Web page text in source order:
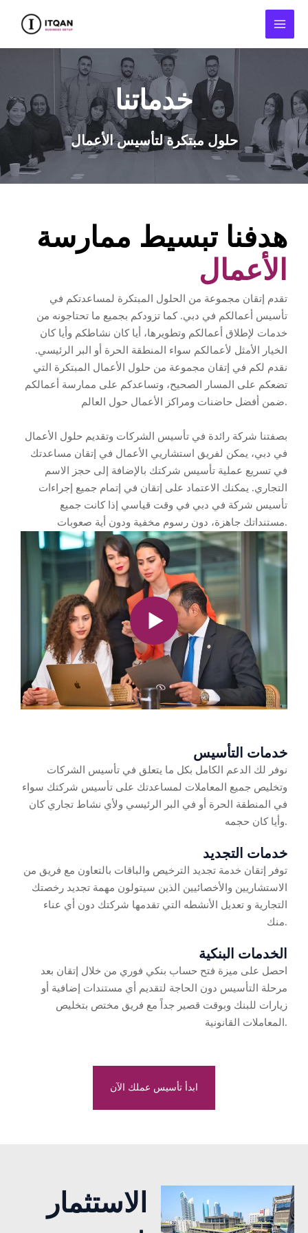
خدماتنا
حلول مبتكرة لتأسيس الأعمال
هدفنا تبسيط ممارسة
الأعمال
تقدم إتقان مجموعة من الحلول المبتكرة لمساعدتكم في
تأسيس أعمالكم في دبي. كما تزودكم بجميع ما تحتاجونه من
خدمات لإطلاق أعمالكم وتطويرها، أيا كان نشاطكم وأيا كان
الخيار الأمثل لأعمالكم سواء المنطقة الحرة أو البر الرئيسي.
نقدم لكم في إتقان مجموعة من حلول الأعمال المبتكرة التي
تضعكم على المسار الصحيح، وتساعدكم على ممارسة أعمالكم
ضمن أفضل حاضنات ومراكز الأعمال حول العالم.
بصفتنا شركة رائدة في تأسيس الشركات وتقديم حلول الأعمال
في دبي، يمكن لفريق استشاريي الأعمال في إتقان مساعدتك
في تسريع عملية تأسيس شركتك بالإضافة إلى حجز الاسم
التجاري. يمكنك الاعتماد على إتقان في إتمام جميع إجراءات
تأسيس شركة في دبي في وقت قياسي إذا كانت جميع
مستنداتك جاهزة، دون رسوم مخفية ودون أية صعوبات.
الخدمات البنكية
احصل على ميزة فتح حساب بنكي فوري من خلال إتقان بعد
مرحلة التأسيس دون الحاجة لتقديم أي مستندات إضافية أو
زيارات للبنك وبوقت قصير جداً مع فريق مختص بتخليص
المعاملات القانونية.
خدمات التجديد
توفر إتقان خدمة تجديد الترخيص والباقات بالتعاون مع فريق من
الاستشاريين والأخصائيين الذين سيتولون مهمة تجديد رخصتك
التجارية و تعديل الأنشطه التي تقدمها شركتك دون أي عناء
منك.
خدمات التأسيس
نوفر لك الدعم الكامل بكل ما يتعلق في تأسيس الشركات
وتخليص جميع المعاملات لمساعدتك على تأسيس شركتك سواء
في المنطقة الحرة أو في البر الرئيسي ولأي نشاط تجاري كان
وأيا كان حجمه.
ابدأ تأسيس عملك الآن
الاستثمار